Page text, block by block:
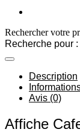
Rechercher votre
Recherche pour :
Description
Avis (0)
Affiche